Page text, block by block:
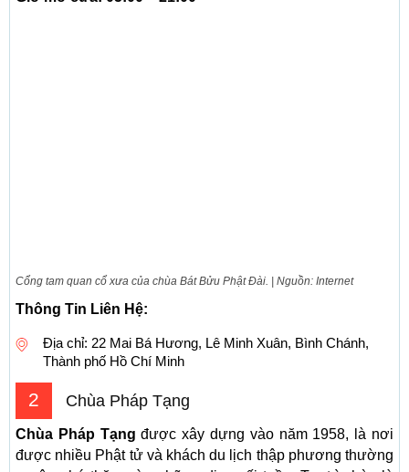
Cổng tam quan cổ xưa của chùa Bát Bửu Phật Đài. | Nguồn: Internet
Thông Tin Liên Hệ:
Địa chỉ: 22 Mai Bá Hương, Lê Minh Xuân, Bình Chánh,
Thành phố Hồ Chí Minh
2 Chùa Pháp Tạng
Chùa Pháp Tạng được xây dựng vào năm 1958, là nơi
được nhiều Phật tử và khách du lịch thập phương thường